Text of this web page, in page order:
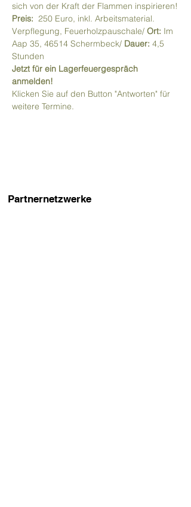
sich von der Kraft der Flammen inspirieren!
Preis: 250 Euro, inkl. Arbeitsmaterial.
Verpflegung, Feuerholzpauschale/ Ort: Im
Aap 35, 46514 Schermbeck/ Dauer: 4,5
Stunden
Jetzt für ein Lagerfeuergespräch
anmelden!
Klicken Sie auf den Button "Antworten" für
weitere Termine.
Partnernetzwerke